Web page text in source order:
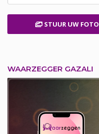
STUUR UW FOTO
WAARZEGGER GAZALI